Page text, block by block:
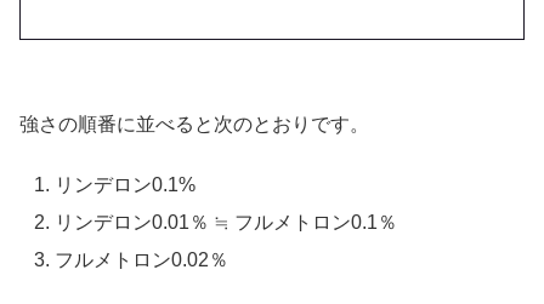
強さの順番に並べると次のとおりです。
リンデロン0.1%
リンデロン0.01％ ≒ フルメトロン0.1％
フルメトロン0.02％